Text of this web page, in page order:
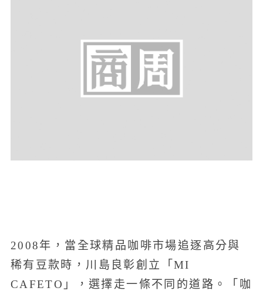
2008年，當全球精品咖啡市場追逐高分與
稀有豆款時，川島良彰創立「MI
CAFETO」，選擇走一條不同的道路。「咖